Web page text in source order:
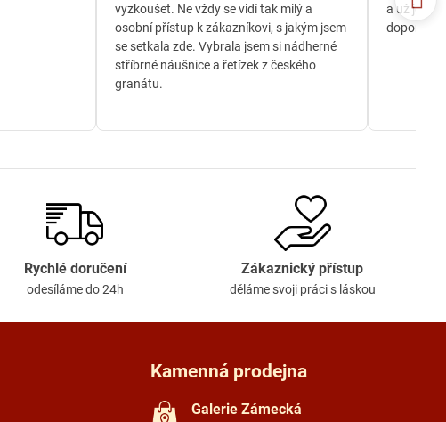
vyzkoušet. Ne vždy se vidí tak milý a
osobní přístup k zákazníkovi, s jakým jsem
se setkala zde. Vybrala jsem si nádherné
stříbrné náušnice a řetízek z českého
granátu.
a už je
Rychlé doručení
odesíláme do 24h
Zákaznický přístup
děláme svoji práci s láskou
Kamenná prodejna
Galerie Zámecká